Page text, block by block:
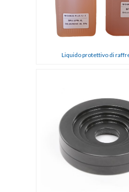
Liquido protettivo di